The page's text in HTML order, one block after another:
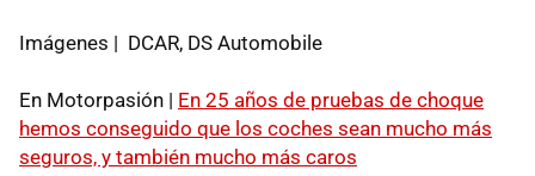
Imágenes | DCAR, DS Automobile
En Motorpasión | En 25 años de pruebas de choque
hemos conseguido que los coches sean mucho más
seguros, y también mucho más caros